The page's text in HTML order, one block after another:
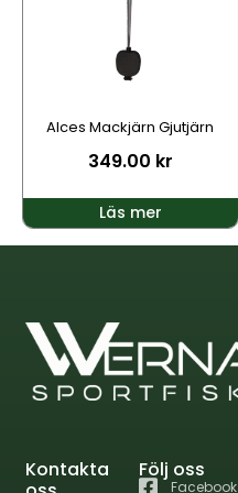
Alces Mackjärn Gjutjärn
349.00 kr
Läs mer
Kontakta
Följ oss
Facebook